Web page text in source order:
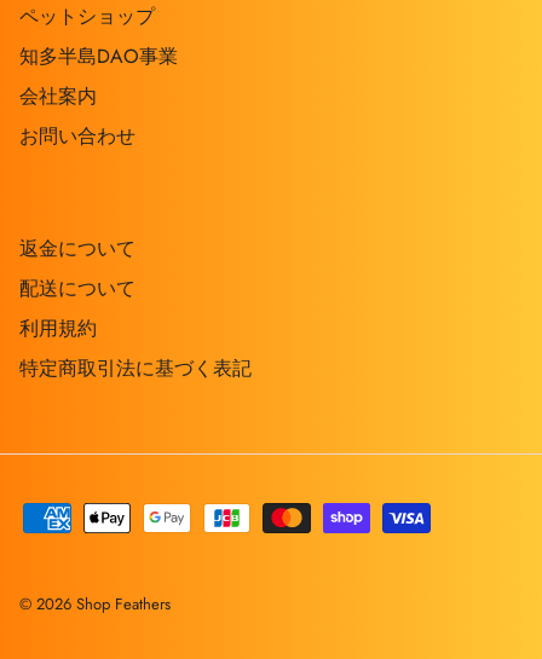
ペットショップ
知多半島DAO事業
会社案内
お問い合わせ
返金について
配送について
利用規約
特定商取引法に基づく表記
© 2026 Shop Feathers